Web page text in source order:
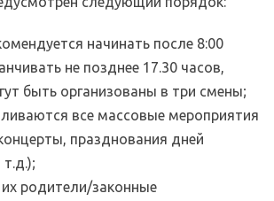
начинать после 8:00
не позднее 17.30 часов,
быть организованы в три смены;
все массовые мероприятия
празднования дней
родители/законные